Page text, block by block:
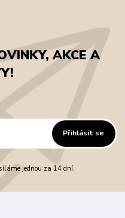
AKCE A
Přihlásit se
jednou za 14 dní.